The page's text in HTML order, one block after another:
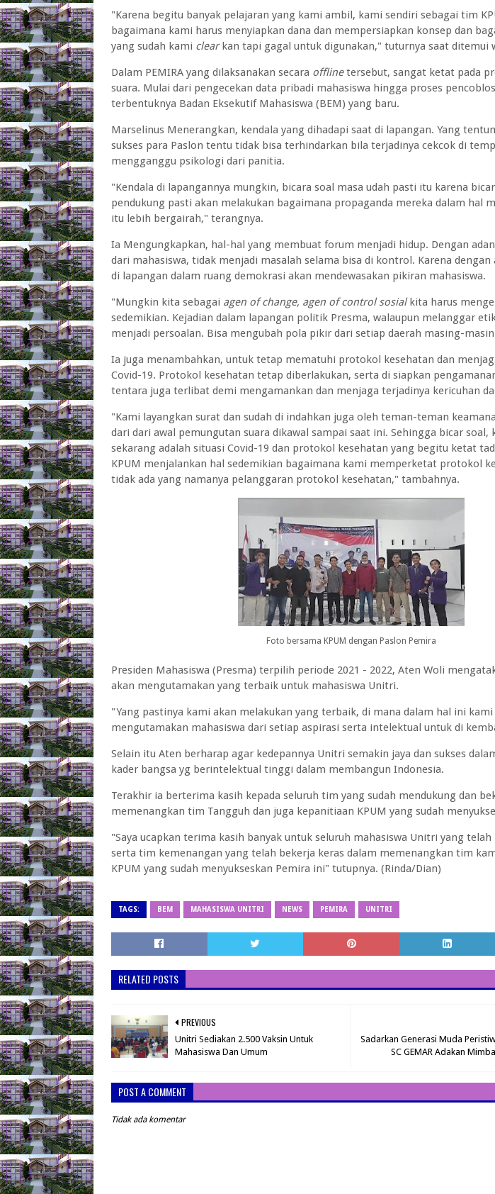
"Karena begitu banyak pelajaran yang kami ambil, kami sendiri sebagai tim
bagaimana kami harus menyiapkan dana dan mempersiapkan konsep dan
yang sudah kami clearkan tapi gagal untuk digunakan," tuturnya saat ditemui
Dalam PEMIRA yang dilaksanakan secara offlinetersebut, sangat ketat pada
suara. Mulai dari pengecekan data pribadi mahasiswa hingga proses
terbentuknya Badan Eksekutif Mahasiswa (BEM) yang baru.
Marselinus Menerangkan, kendala yang dihadapi saat di lapangan. Yang
sukses para Paslon tentu tidak bisa terhindarkan bila terjadinya cekcok di
mengganggu psikologi dari panitia.
"Kendala di lapangannya mungkin, bicara soal masa udah pasti itu karena
pendukung pasti akan melakukan bagaimana propaganda mereka dalam hal
itu lebih bergairah," terangnya.
Ia Mengungkapkan, hal-hal yang membuat forum menjadi hidup. Dengan
dari mahasiswa, tidak menjadi masalah selama bisa di kontrol. Karena dengan
di lapangan dalam ruang demokrasi akan mendewasakan pikiran mahasiswa.
"Mungkin kita sebagai agen of change, agen of control sosialkita harus
sedemikian. Kejadian dalam lapangan politik Presma, walaupun melanggar
menjadi persoalan. Bisa mengubah pola pikir dari setiap daerah masing-
Ia juga menambahkan, untuk tetap mematuhi protokol kesehatan dan
Covid-19. Protokol kesehatan tetap diberlakukan, serta di siapkan
tentara juga terlibat demi mengamankan dan menjaga terjadinya kericuhan
"Kami layangkan surat dan sudah di indahkan juga oleh teman-teman
dari dari awal pemungutan suara dikawal sampai saat ini. Sehingga bicar soal,
sekarang adalah situasi Covid-19 dan protokol kesehatan yang begitu ketat
KPUM menjalankan hal sedemikian bagaimana kami memperketat protokol
tidak ada yang namanya pelanggaran protokol kesehatan," tambahnya.
Foto bersama KPUM dengan Paslon Pemira
Presiden Mahasiswa (Presma) terpilih periode 2021 - 2022, Aten Woli
akan mengutamakan yang terbaik untuk mahasiswa Unitri.
"Yang pastinya kami akan melakukan yang terbaik, di mana dalam hal ini kami
mengutamakan mahasiswa dari setiap aspirasi serta intelektual untuk di
Selain itu Aten berharap agar kedepannya Unitri semakin jaya dan sukses
kader bangsa yg berintelektual tinggi dalam membangun Indonesia.
Terakhir ia berterima kasih kepada seluruh tim yang sudah mendukung dan
memenangkan tim Tangguh dan juga kepanitiaan KPUM yang sudah
"Saya ucapkan terima kasih banyak untuk seluruh mahasiswa Unitri yang
serta tim kemenangan yang telah bekerja keras dalam memenangkan tim
KPUM yang sudah menyukseskan Pemira ini" tutupnya. (Rinda/Dian)
TAGS: BEM MAHASISWA UNITRI NEWS PEMIRA UNITRI
RELATED POSTS
Sadarkan Generasi Muda
SC GEMAR Adakan
PREVIOUS
Unitri Sediakan 2.500 Vaksin Untuk
Mahasiswa Dan Umum
POST A COMMENT
Tidak ada komentar